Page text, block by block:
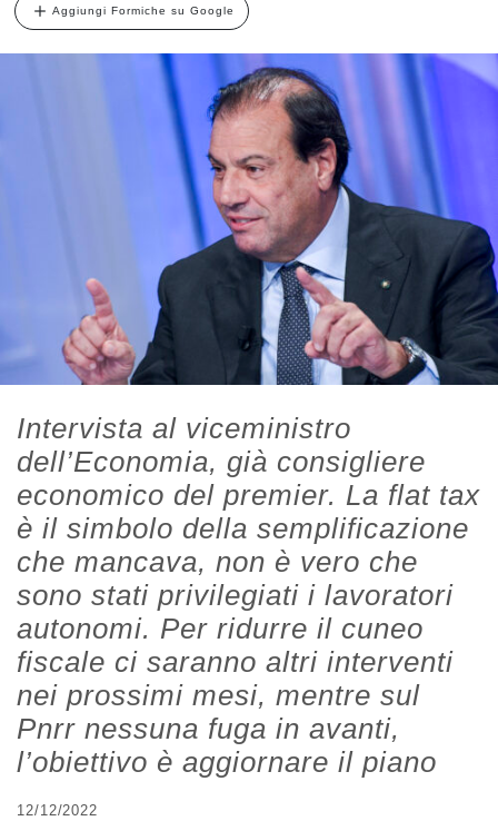
Aggiungi Formiche su Google
Intervista al viceministro
dell’Economia, già consigliere
economico del premier. La flat tax
è il simbolo della semplificazione
che mancava, non è vero che
sono stati privilegiati i lavoratori
autonomi. Per ridurre il cuneo
fiscale ci saranno altri interventi
nei prossimi mesi, mentre sul
Pnrr nessuna fuga in avanti,
l’obiettivo è aggiornare il piano
12/12/2022